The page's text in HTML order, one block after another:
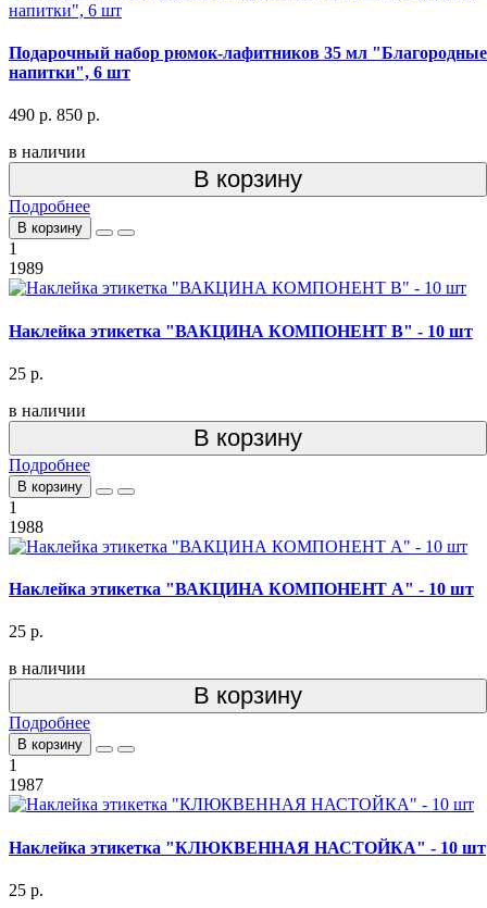
Подарочный набор рюмок-лафитников 35 мл "Благородные
напитки", 6 шт
490 р. 850 р.
в наличии
В корзину
Подробнее
В корзину
1
1989
Наклейка этикетка "ВАКЦИНА КОМПОНЕНТ В" - 10 шт
25 р.
в наличии
В корзину
Подробнее
В корзину
1
1988
Наклейка этикетка "ВАКЦИНА КОМПОНЕНТ А" - 10 шт
25 р.
в наличии
В корзину
Подробнее
В корзину
1
1987
Наклейка этикетка "КЛЮКВЕННАЯ НАСТОЙКА" - 10 шт
25 р.